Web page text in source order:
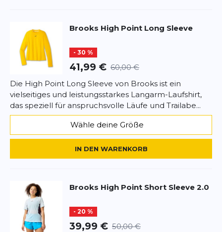
Brooks High Point Long Sleeve
- 30 %
41,99 € 60,00 €
Die High Point Long Sleeve von Brooks ist ein
vielseitiges und leistungsstarkes Langarm-Laufshirt,
das speziell für anspruchsvolle Läufe und Trailabe...
Wähle deine Größe
IN DEN WARENKORB
Brooks High Point Short Sleeve 2.0
- 20 %
39,99 € 50,00 €